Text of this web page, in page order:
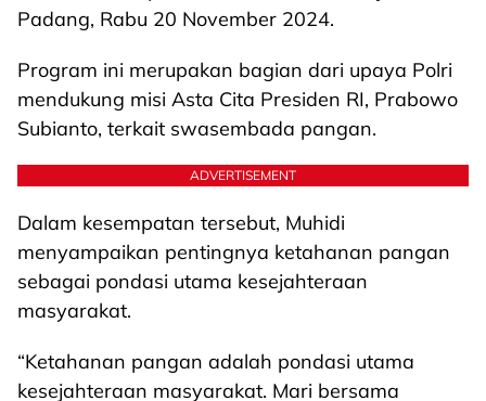
Padang, Rabu 20 November 2024.
Program ini merupakan bagian dari upaya Polri
mendukung misi Asta Cita Presiden RI, Prabowo
Subianto, terkait swasembada pangan.
ADVERTISEMENT
Dalam kesempatan tersebut, Muhidi
menyampaikan pentingnya ketahanan pangan
sebagai pondasi utama kesejahteraan
masyarakat.
“Ketahanan pangan adalah pondasi utama
kesejahteraan masyarakat. Mari bersama